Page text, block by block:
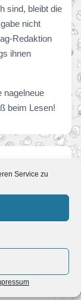
Service zu
sind, bleibt die
nicht
Redaktion
ihnen
nagelneue
beim Lesen!
–
Mariofans.de
Mario.
– Und es